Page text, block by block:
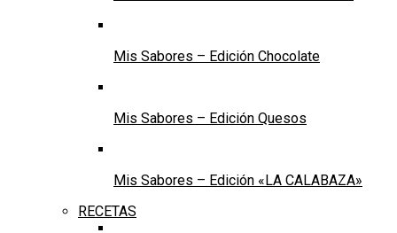
Mis Sabores – Edición Chocolate
Mis Sabores – Edición Quesos
Mis Sabores – Edición «LA CALABAZA»
RECETAS